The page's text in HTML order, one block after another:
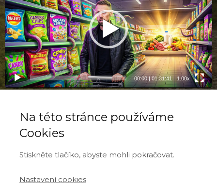
00:00|01:31:41 1.00x
Na této stránce používáme
Cookies
Stiskněte tlačíko, abyste mohli pokračovat.
Nastavení cookies